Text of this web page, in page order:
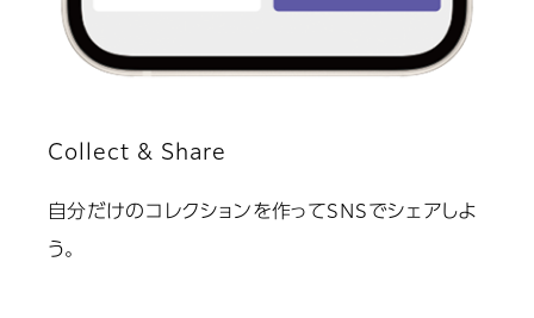
Collect & Share
自分だけのコレクションを作ってSNSでシェアしよ
う。